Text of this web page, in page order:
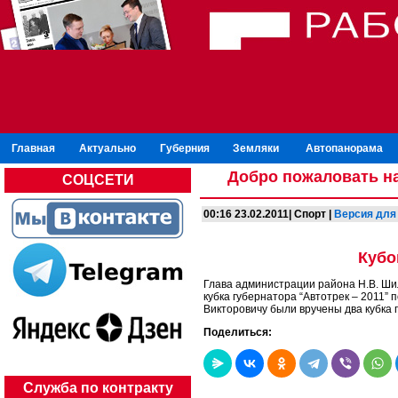
Главная Актуально Губерния Земляки Автопанорама
СОЦСЕТИ
Служба по контракту
Добро пожаловать
00:16 23.02.2011| Спорт | Версия для
Глава администрации района Н.В.
кубка губернатора “Автотрек –
Викторовичу были вручены два
Поделиться: